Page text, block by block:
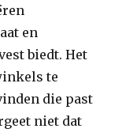
en
biedt. Het
te
die past
niet dat